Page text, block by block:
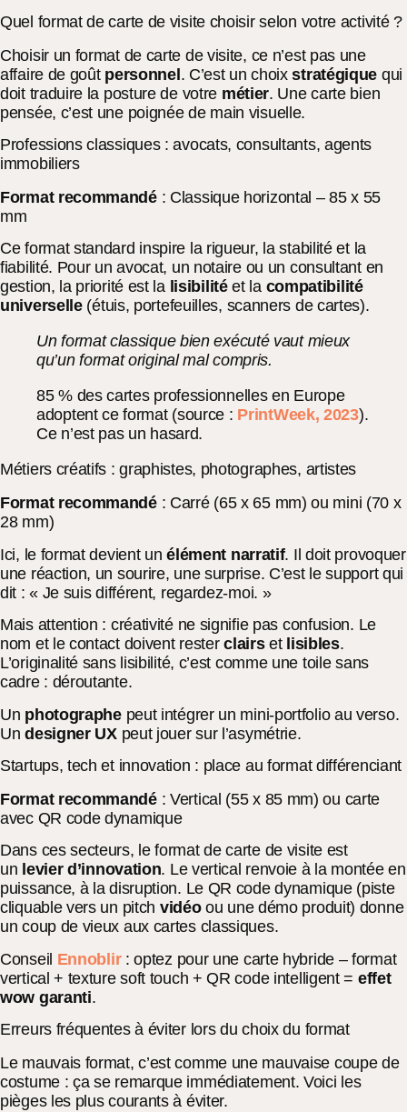
Quel format de carte de visite choisir selon votre activité ?
Choisir un format de carte de visite, ce n’est pas une
affaire de goût personnel. C’est un choixstratégique qui
doit traduire la posture de votre métier. Une carte bien
pensée, c’est une poignée de main visuelle.
Professions classiques : avocats, consultants, agents
immobiliers
Format recommandé: Classique horizontal – 85 x 55
mm
Ce format standard inspire la rigueur, la stabilité et la
fiabilité. Pour un avocat, un notaire ou un consultant en
gestion, la priorité est la lisibilitéet la compatibilité
universelle(étuis, portefeuilles, scanners de cartes).
Un format classique bien exécuté vaut mieux
qu’un format original mal compris.
85 % des cartes professionnelles en Europe
adoptent ce format (source : PrintWeek, 2023).
Ce n’est pas un hasard.
Métiers créatifs : graphistes, photographes, artistes
Format recommandé: Carré (65 x 65 mm) ou mini (70 x
28 mm)
Ici, le format devient unélément narratif. Il doit provoquer
une réaction, un sourire, une surprise. C’est le support qui
dit : « Je suis différent, regardez-moi. »
Mais attention : créativité ne signifie pas confusion. Le
nom et le contact doivent resterclairset lisibles.
L’originalité sans lisibilité, c’est comme une toile sans
cadre : déroutante.
Un photographe peut intégrer un mini-portfolio au verso.
Undesigner UXpeut jouer sur l’asymétrie.
Startups, tech et innovation : place au format différenciant
Format recommandé: Vertical (55 x 85 mm) ou carte
avec QR code dynamique
Dans ces secteurs, le format de carte de visite est
un levier d’innovation. Le vertical renvoie à la montée en
puissance, à la disruption. Le QR code dynamique (piste
cliquable vers un pitch vidéoou une démo produit) donne
un coup de vieux aux cartes classiques.
Conseil Ennoblir: optez pour une carte hybride – format
vertical + texture soft touch + QR code intelligent = effet
wow garanti.
Erreurs fréquentes à éviter lors du choix du format
Le mauvais format, c’est comme une mauvaise coupe de
costume : ça se remarque immédiatement. Voici les
pièges les plus courants à éviter.